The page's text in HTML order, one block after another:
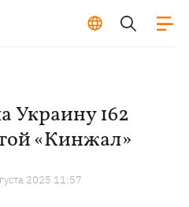
Украину 162
«Кинжал»
2025 11:57